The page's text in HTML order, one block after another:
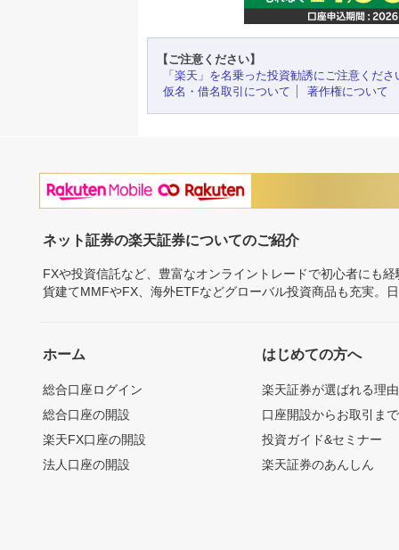
【ご注意ください】
「楽天」を名乗った投資勧誘にご注意くださ
仮名・借名取引について
著作権について
ネット証券の楽天証券についてのご紹介
FXや投資信託など、豊富なオンライントレードで初心者にも
貨建てMMFやFX、海外ETFなどグローバル投資商品も充実。
ホーム
総合口座ログイン
総合口座の開設
楽天FX口座の開設
法人口座の開設
はじめての方へ
楽天証券が選ばれる理由
口座開設からお取引ま
投資ガイド&セミナー
楽天証券のあんしん